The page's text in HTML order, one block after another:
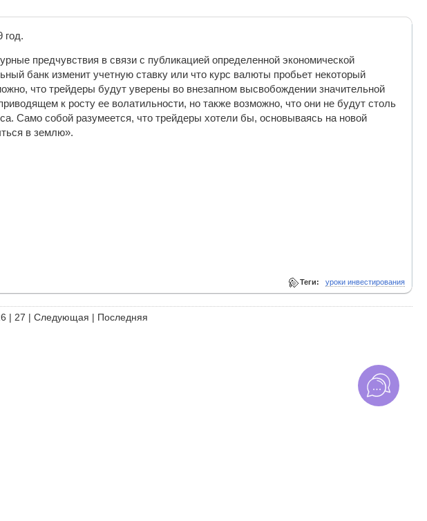
год.
предчувствия в связи с публикацией определенной экономической
банк изменит учетную ставку или что курс валюты пробьет некоторый
что трейдеры будут уверены во внезап­ном высвобождении значительной
к росту ее волатильности, но также возможно, что они не будут столь
Само собой разумеется, что трейдеры хотели бы, основываясь на новой
в землю».
Теги: уроки инвестирования
| 27 | Следующая | Последняя